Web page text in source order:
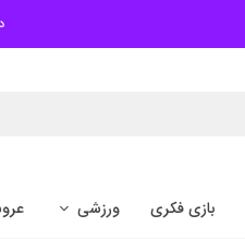
بازی فکری ورزشی